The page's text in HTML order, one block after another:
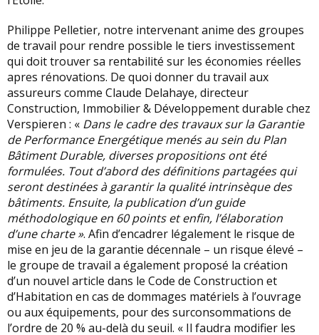
Philippe Pelletier, notre intervenant anime des groupes
de travail pour rendre possible le tiers investissement
qui doit trouver sa rentabilité sur les économies réelles
apres rénovations. De quoi donner du travail aux
assureurs comme Claude Delahaye, directeur
Construction, Immobilier & Développement durable chez
Verspieren : « Dans le cadre des travaux sur la Garantie
de Performance Energétique menés au sein du Plan
Bâtiment Durable, diverses propositions ont été
formulées. Tout d’abord des définitions partagées qui
seront destinées à garantir la qualité intrinsèque des
bâtiments. Ensuite, la publication d’un guide
méthodologique en 60 points et enfin, l’élaboration
d’une charte ». Afin d’encadrer légalement le risque de
mise en jeu de la garantie décennale – un risque élevé –
le groupe de travail a également proposé la création
d’un nouvel article dans le Code de Construction et
d’Habitation en cas de dommages matériels à l’ouvrage
ou aux équipements, pour des surconsommations de
l’ordre de 20 % au-delà du seuil. « Il faudra modifier les